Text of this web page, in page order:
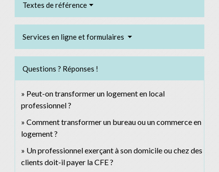
Textes de référence
Services en ligne et formulaires
Questions ? Réponses !
Peut-on transformer un logement en local
professionnel ?
Comment transformer un bureau ou un commerce en
logement ?
Un professionnel exerçant à son domicile ou chez des
clients doit-il payer la CFE ?